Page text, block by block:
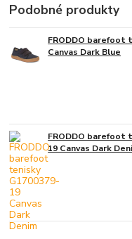
Podobné produkty
FRODDO barefoot
Canvas Dark Blue
FRODDO barefoot
19 Canvas Dark